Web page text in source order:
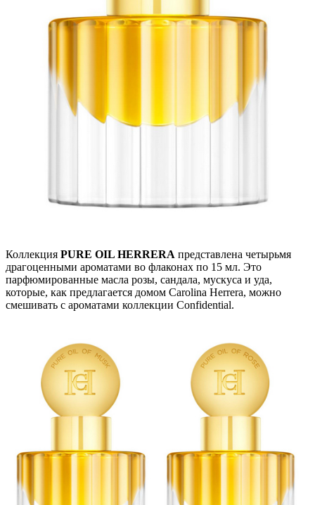
Коллекция PURE OIL HERRERA представлена четырьмя
драгоценными ароматами во флаконах по 15 мл. Это
парфюмированные масла розы, сандала, мускуса и уда,
которые, как предлагается домом Carolina Herrera, можно
смешивать с ароматами коллекции Confidential.